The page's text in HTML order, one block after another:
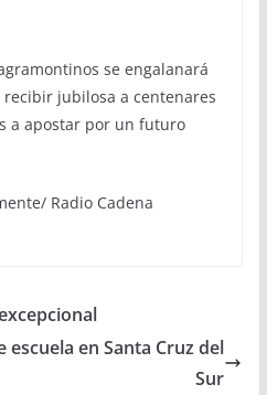
se engalanará
recibir jubilosa a centenares
a apostar por un futuro
Radio Cadena
en Santa Cruz del
Sur